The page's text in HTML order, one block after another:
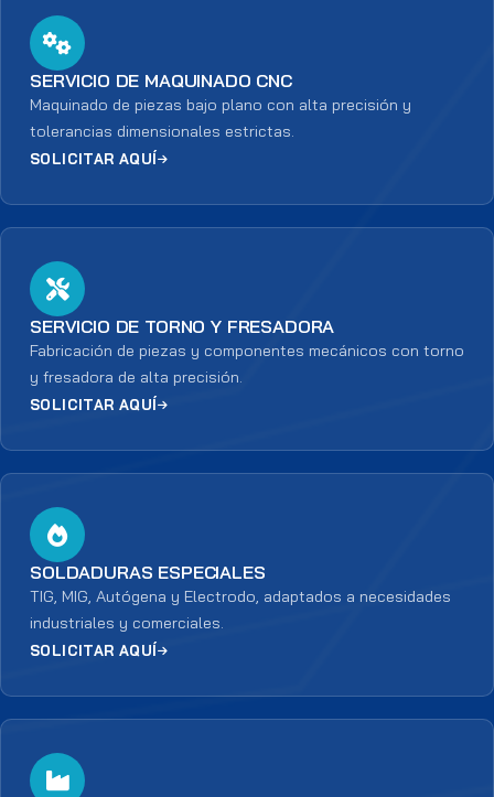
SERVICIO DE MAQUINADO CNC
Maquinado de piezas bajo plano con alta precisión y
tolerancias dimensionales estrictas.
SOLICITAR AQUÍ
SERVICIO DE TORNO Y FRESADORA
Fabricación de piezas y componentes mecánicos con torno
y fresadora de alta precisión.
SOLICITAR AQUÍ
SOLDADURAS ESPECIALES
TIG, MIG, Autógena y Electrodo, adaptados a necesidades
industriales y comerciales.
SOLICITAR AQUÍ